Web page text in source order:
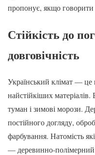
пропонує, якщо
Стійкість до
довговічність
Український клімат — це
найстійкіших матеріалів.
туман і зимові морози.
постійного догляду,
фарбування. Натомість
— деревинно-